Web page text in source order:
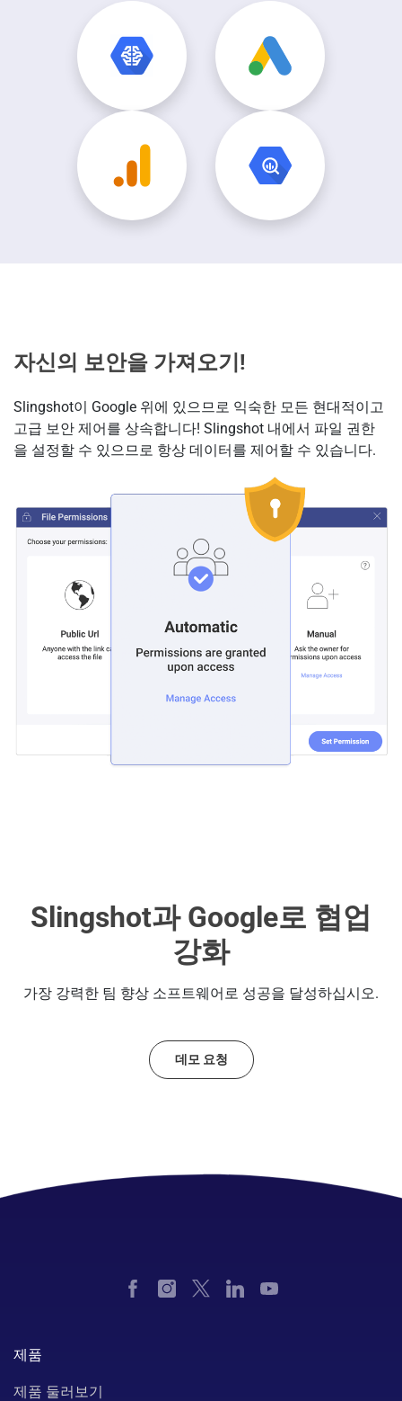
자신의 보안을 가져오기!
Slingshot이 Google 위에 있으므로 익숙한 모든 현대적이고
고급 보안 제어를 상속합니다! Slingshot 내에서 파일 권한
을 설정할 수 있으므로 항상 데이터를 제어할 수 있습니다.
Slingshot과 Google로 협업
강화
가장 강력한 팀 향상 소프트웨어로 성공을 달성하십시오.
데모 요청
제품
제품 둘러보기